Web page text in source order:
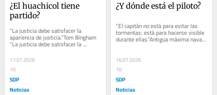
¿El huachicol tiene
partido?
“La justicia debe satisfacer la
apariencia de justicia.”Tom Bingham
“La justicia debe satisfacer la
apariencia de justicia.” “La igualdad...
17.07.2026
10
SDP
Noticias
¿Y dónde está el piloto?
“El capitán no está para evitar las
tormentas; está para hacerse visible
durante ellas.”Antigua máxima naval
“El capitán no está para...
16.07.2026
10
SDP
Noticias